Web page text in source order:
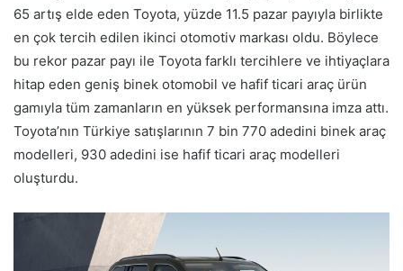
65 artış elde eden Toyota, yüzde 11.5 pazar payıyla birlikte
en çok tercih edilen ikinci otomotiv markası oldu. Böylece
bu rekor pazar payı ile Toyota farklı tercihlere ve ihtiyaçlara
hitap eden geniş binek otomobil ve hafif ticari araç ürün
gamıyla tüm zamanların en yüksek performansına imza attı.
Toyota’nın Türkiye satışlarının 7 bin 770 adedini binek araç
modelleri, 930 adedini ise hafif ticari araç modelleri
oluşturdu.